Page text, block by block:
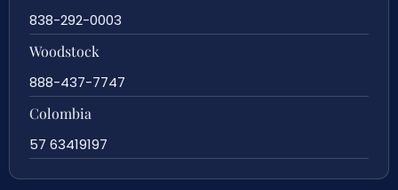
838-292-0003
Woodstock
888-437-7747
Colombia
57 63419197